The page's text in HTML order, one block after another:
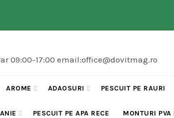
09:00-17:00 email:office@dovitmag.ro
AROME ADAOSURI PESCUIT PE RAURI
PESCUIT PE APA RECE MONTURI PVA